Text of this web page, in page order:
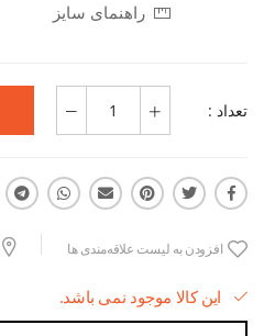
راهنمای سایز
تعداد :
افزودن به لیست علاقه‌مندی ها
این کالا موجود نمی باشد.